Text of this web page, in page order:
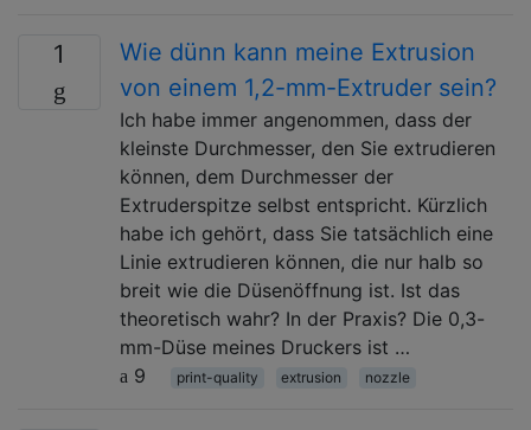
1
Wie dünn kann meine Extrusion
von einem 1,2-mm-Extruder sein?
Ich habe immer angenommen, dass der
kleinste Durchmesser, den Sie extrudieren
können, dem Durchmesser der
Extruderspitze selbst entspricht. Kürzlich
habe ich gehört, dass Sie tatsächlich eine
Linie extrudieren können, die nur halb so
breit wie die Düsenöffnung ist. Ist das
theoretisch wahr? In der Praxis? Die 0,3-
mm-Düse meines Druckers ist …
9
print-quality extrusion nozzle